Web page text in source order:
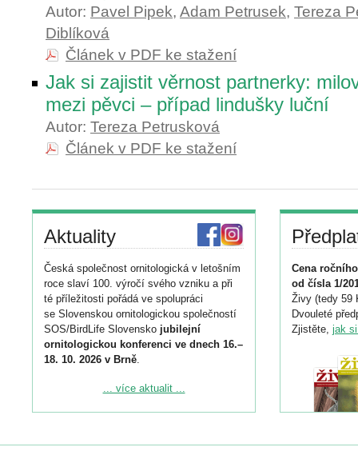
Autor: Pavel Pipek, Adam Petrusek, Tereza
Diblíková
Článek v PDF ke stažení
Jak si zajistit věrnost partnerky:
mezi pěvci – případ lindušky luční
Autor: Tereza Petrusková
Článek v PDF ke stažení
Aktuality
Česká společnost ornitologická v letošním
roce slaví 100. výročí svého vzniku a při
té příležitosti pořádá ve spolupráci
se Slovenskou ornitologickou společností
SOS/BirdLife Slovensko jubilejní
ornitologickou konferenci ve dnech 16.–
18. 10. 2026 v Brně.
Podrobnější informace ke konferenci
Registrovat se můžete do 6. září.
... více aktualit ...
Cena
od čísla 1/
Živy (tedy 59
Dvouleté
Zjistěte, jak